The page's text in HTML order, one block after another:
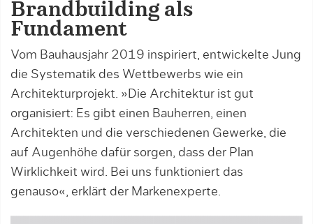
Brandbuilding als
Fundament
Vom Bauhausjahr 2019 inspiriert, entwickelte Jung
die Systematik des Wettbewerbs wie ein
Architekturprojekt. »Die Architektur ist gut
organisiert: Es gibt einen Bauherren, einen
Architekten und die verschiedenen Gewerke, die
auf Augenhöhe dafür sorgen, dass der Plan
Wirklichkeit wird. Bei uns funktioniert das
genauso«, erklärt der Markenexperte.